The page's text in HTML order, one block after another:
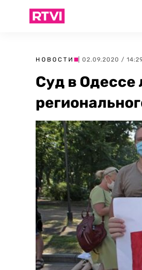
НОВОСТИ | 02.09.2020 /
Суд в Одессе